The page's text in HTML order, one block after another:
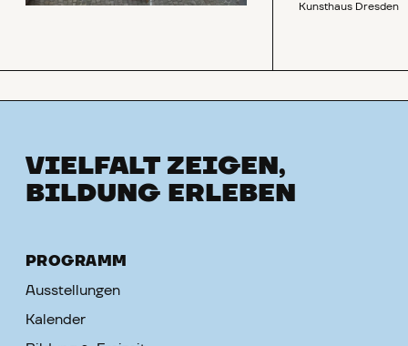
Kunsthaus Dresden
VIELFALT ZEIGEN,
BILDUNG ERLEBEN
PROGRAMM
Ausstellungen
Kalender